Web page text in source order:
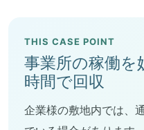
THIS CASE POINT
事業所の稼働を
時間で回収
企業様の敷地内では、